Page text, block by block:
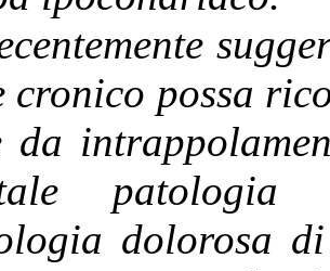
cronico possa
da
patologia
dolorosa